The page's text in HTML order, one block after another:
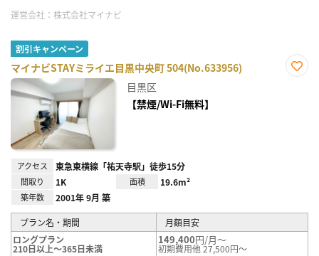
運営会社： 株式会社マイナビ
割引キャンペーン
マイナビSTAYミライエ目黒中央町 504(No.633956)
目黒区
【禁煙/Wi-Fi無料】
アクセス 東急東横線「祐天寺駅」徒歩15分
間取り 1K 面積 19.6m²
築年数 2001年 9月 築
プラン名・期間
月額目安
ロングプラン
210日以上～365日未満
149,400円/月～
初期費用他 27,500円～